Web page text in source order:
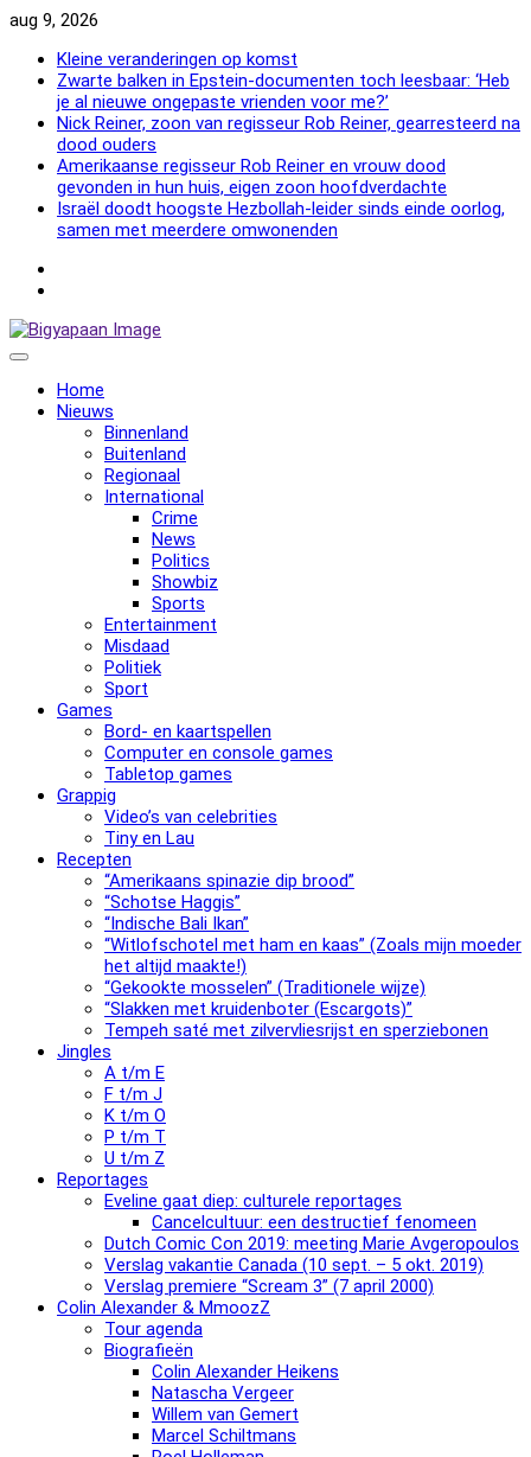
Skip
content
aug 9, 2026
Kleine veranderingen op komst
Zwarte balken in Epstein-documenten toch leesbaar: ‘Heb
je al nieuwe ongepaste vrienden voor me?’
Nick Reiner, zoon van regisseur Rob Reiner, gearresteerd na
dood ouders
Amerikaanse regisseur Rob Reiner en vrouw dood
gevonden in hun huis, eigen zoon hoofdverdachte
Israël doodt hoogste Hezbollah-leider sinds einde oorlog,
samen met meerdere omwonenden
Home
Nieuws
Binnenland
Buitenland
Regionaal
International
Crime
News
Politics
Showbiz
Sports
Entertainment
Misdaad
Politiek
Sport
Games
Bord- en kaartspellen
Computer en console games
Tabletop games
Grappig
Video’s van celebrities
Tiny en Lau
Recepten
“Amerikaans spinazie dip brood”
“Schotse Haggis”
“Indische Bali Ikan”
“Witlofschotel met ham en kaas” (Zoals mijn moeder
het altijd maakte!)
“Gekookte mosselen” (Traditionele wijze)
“Slak­ken met krui­den­bo­ter (Escargots)”
Tempeh saté met zilvervliesrijst en sperziebonen
Jingles
A t/m E
F t/m J
K t/m O
P t/m T
U t/m Z
Reportages
Eveline gaat diep: culturele reportages
Cancelcultuur: een destructief fenomeen
Dutch Comic Con 2019: meeting Marie Avgeropoulos
Verslag vakantie Canada (10 sept. – 5 okt. 2019)
Verslag premiere “Scream 3” (7 april 2000)
Colin Alexander & MmoozZ
Tour agenda
Biografieën
Colin Alexander Heikens
Natascha Vergeer
Willem van Gemert
Marcel Schiltmans